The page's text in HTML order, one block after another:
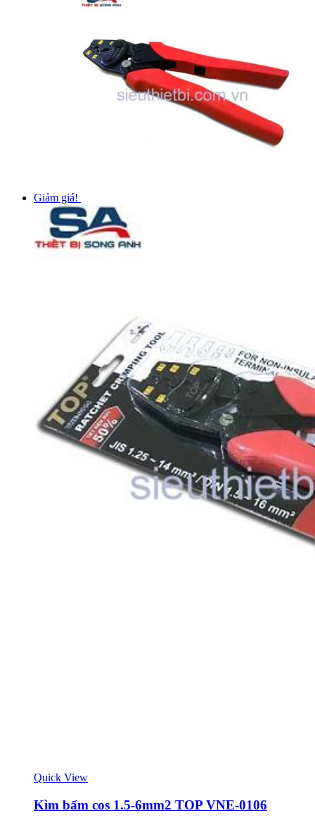
Giảm giá!
Quick View
Kìm bấm cos 1.5-6mm2 TOP VNE-0106